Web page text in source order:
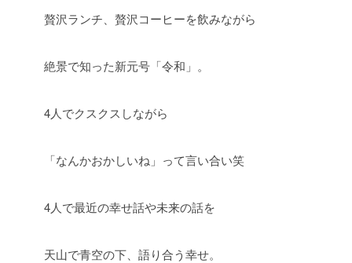
贅沢ランチ、贅沢コーヒーを飲みながら
絶景で知った新元号「令和」。
4人でクスクスしながら
「なんかおかしいね」って言い合い笑
4人で最近の幸せ話や未来の話を
天山で青空の下、語り合う幸せ。